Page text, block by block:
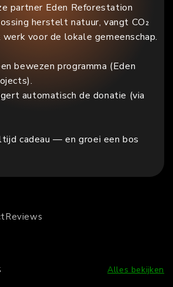
partner Eden Reforestation
herstelt natuur, vangt CO₂
voor de lokale gemeenschap.
bewezen programma (Eden
automatisch de donatie (via
cadeau — en groei een bos
Alles bekijken